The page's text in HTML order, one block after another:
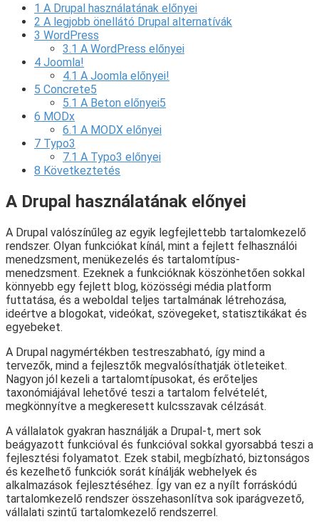
1 A Drupal használatának előnyei
2 A legjobb önellátó Drupal alternatívák
3 WordPress
3.1 A WordPress előnyei
4 Joomla!
4.1 A Joomla előnyei!
5 Concrete5
5.1 A Beton előnyei5
6 MODx
6.1 A MODX előnyei
7 Typo3
7.1 A Typo3 előnyei
8 Következtetés
A Drupal használatának előnyei
A Drupal valószínűleg az egyik legfejlettebb tartalomkezelő
rendszer. Olyan funkciókat kínál, mint a fejlett felhasználói
menedzsment, menükezelés és tartalomtípus-
menedzsment. Ezeknek a funkcióknak köszönhetően sokkal
könnyebb egy fejlett blog, közösségi média platform
futtatása, és a weboldal teljes tartalmának létrehozása,
ideértve a blogokat, videókat, szövegeket, statisztikákat és
egyebeket.
A Drupal nagymértékben testreszabható, így mind a
tervezők, mind a fejlesztők megvalósíthatják ötleteiket.
Nagyon jól kezeli a tartalomtípusokat, és erőteljes
taxonómiájával lehetővé teszi a tartalom felvételét,
megkönnyítve a megkeresett kulcsszavak célzását.
A vállalatok gyakran használják a Drupal-t, mert sok
beágyazott funkcióval és funkcióval sokkal gyorsabbá teszi a
fejlesztési folyamatot. Ezek stabil, megbízható, biztonságos
és kezelhető funkciók sorát kínálják webhelyek és
alkalmazások fejlesztéséhez. Így van ez a nyílt forráskódú
tartalomkezelő rendszer összehasonlítva sok iparágvezető,
vállalati szintű tartalomkezelő rendszerrel.